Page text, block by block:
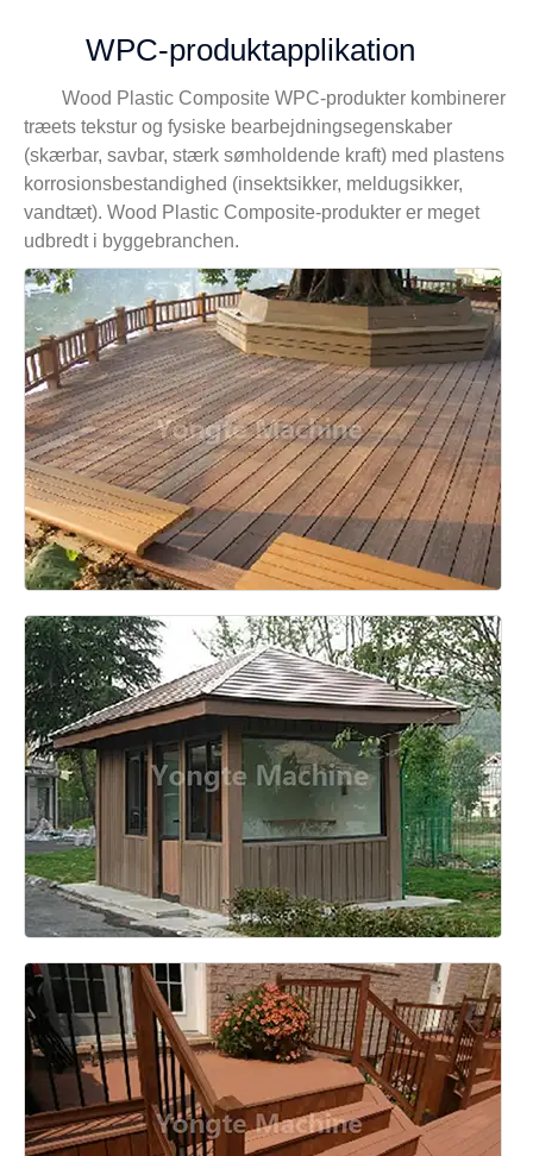
WPC-produktapplikation
Wood Plastic Composite WPC-produkter kombinerer
træets tekstur og fysiske bearbejdningsegenskaber
(skærbar, savbar, stærk sømholdende kraft) med plastens
korrosionsbestandighed (insektsikker, meldugsikker,
vandtæt). Wood Plastic Composite-produkter er meget
udbredt i byggebranchen.